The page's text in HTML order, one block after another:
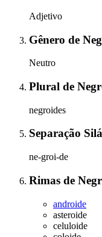
Adjetivo
Gênero de
Neutro
Plural de
negroides
Separação
ne-groi-de
Rimas de
androide
asteroide
celuloide